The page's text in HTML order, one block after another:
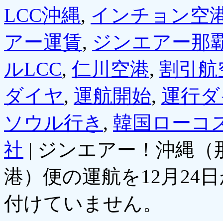
LCC沖縄, インチョン空
アー運賃, ジンエアー那
ルLCC, 仁川空港, 割引航
ダイヤ, 運航開始, 運行
ソウル行き , 韓国ローコ
社 | ジンエアー！沖縄
港）便の運航を12月24
付けていません。